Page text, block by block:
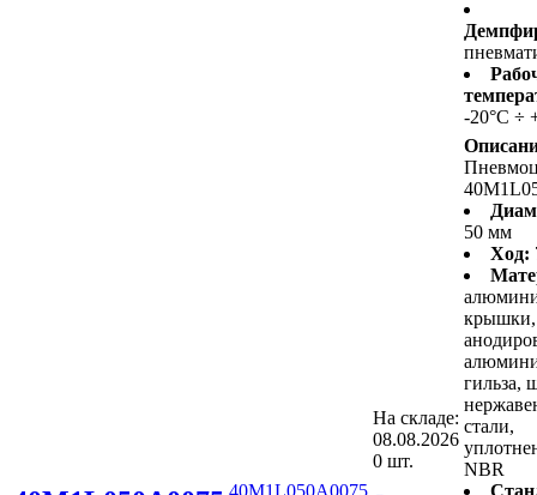
-20°C ÷
40M1L050A0075
На складе:
08.08.2026
0 шт.
50 мм
Ход:
крышки,
гильза,
стали,
NBR